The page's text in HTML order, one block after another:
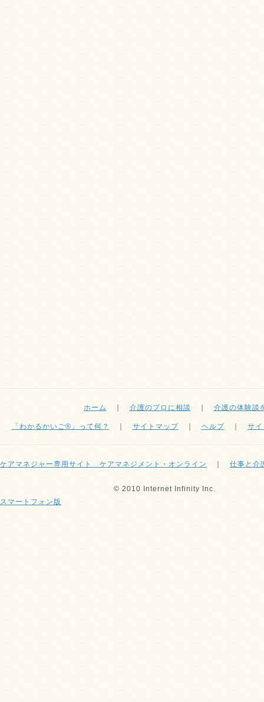
ホーム 介護のプロに相談 介護の体験談
「わかるかいご®」って何？ サイトマップ｜ ヘルプ｜ サ
ケアマネジャー専用サイト ケアマネジメント・オンライン 仕事と介
© 2010 Internet Infinity Inc.
スマートフォン版